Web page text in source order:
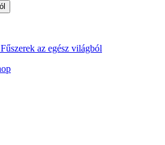
Fűszerek az egész világból